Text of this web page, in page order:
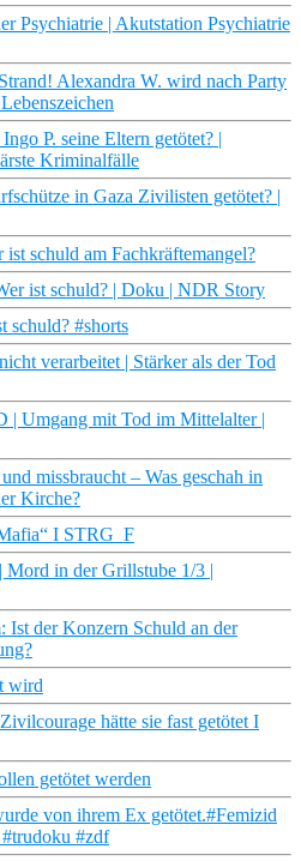
Psychiatrie | Akutstation Psychiatrie
Alexandra W. wird nach Party
P. seine Eltern getötet? |
Kriminalfälle
in Gaza Zivilisten getötet? |
schuld am Fachkräftemangel?
ist schuld? | Doku | NDR Story
schuld? #shorts
verarbeitet | Stärker als der Tod
| Umgang mit Tod im Mittelalter |
missbraucht – Was geschah in
Kirche?
I STRG_F
Mord in der Grillstube 1/3 |
Ist der Konzern Schuld an der
wird
hätte sie fast getötet I
getötet werden
von ihrem Ex getötet.#Femizid
#zdf